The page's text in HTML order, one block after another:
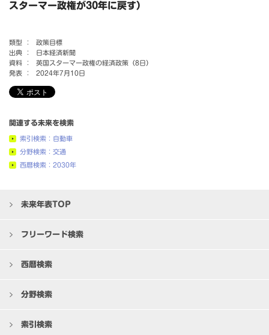
スターマー政権が30年に戻す）
類型 ：
政策目標
出典 ：
日本経済新聞
資料 ：
英国スターマー政権の経済政策（8日）
発表 ：
2024年7月10日
関連する未来を検索
索引検索：自動車
分野検索：交通
西暦検索：2030年
未来年表TOP
フリーワード検索
西暦検索
分野検索
索引検索